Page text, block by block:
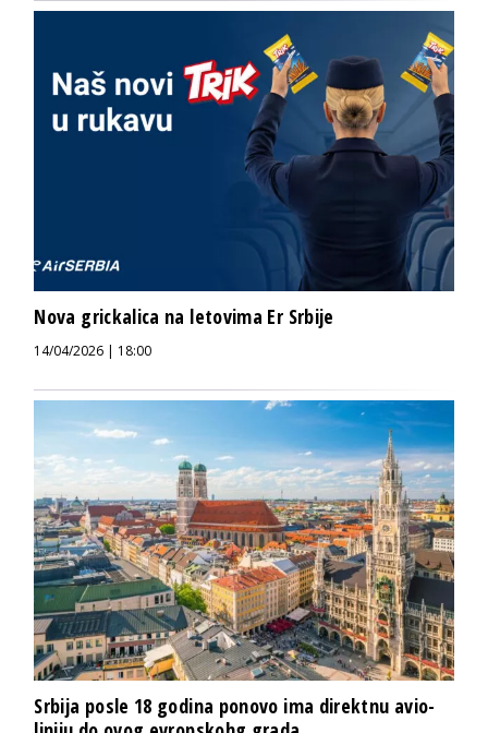
Nova grickalica na letovima Er Srbije
14/04/2026 | 18:00
Srbija posle 18 godina ponovo ima direktnu avio-